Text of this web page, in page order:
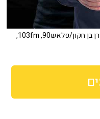
| צילומים: אורן בן חקון/פלאש90, 103fm,